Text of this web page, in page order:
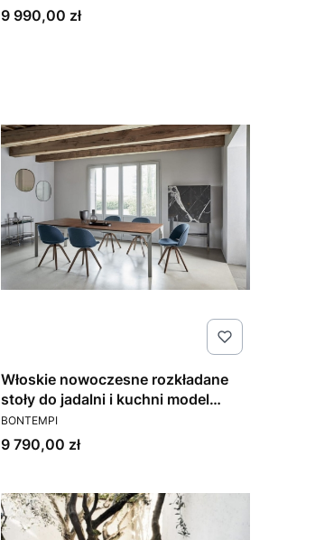
Cena
9 990,00 zł
Włoskie nowoczesne rozkładane
stoły do jadalni i kuchni model
Mirage Bontempi
PRODUCENT
BONTEMPI
Cena
9 790,00 zł